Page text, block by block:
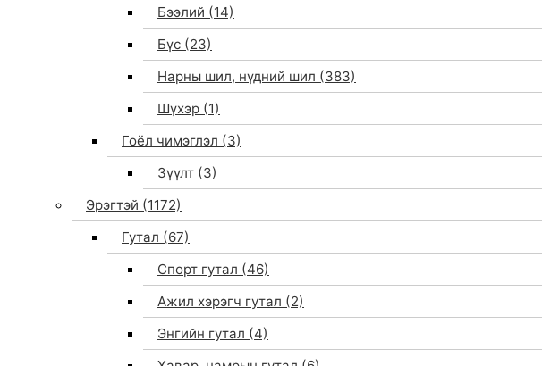
Бээлий (14)
Бүс (23)
Нарны шил, нүдний шил (383)
Шүхэр (1)
Гоёл чимэглэл (3)
Зүүлт (3)
Эрэгтэй (1172)
Гутал (67)
Спорт гутал (46)
Ажил хэрэгч гутал (2)
Энгийн гутал (4)